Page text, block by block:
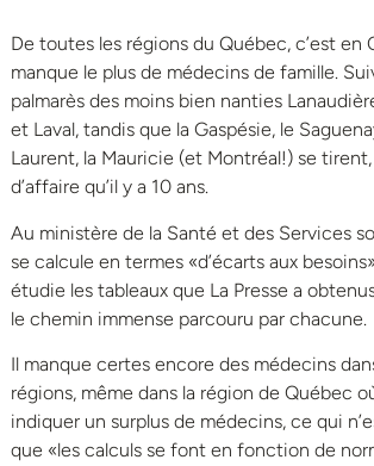
De toutes les régions du Québec, c’est en
manque le plus de médecins de famille.
palmarès des moins bien nanties
et Laval, tandis que la Gaspésie, le
Laurent, la Mauricie (et Montréal!) se
d’affaire qu’il y a 10 ans.
Au ministère de la Santé et des Services
se calcule en termes «d’écarts aux
étudie les tableaux que La Presse a
le chemin immense parcouru par chacune.
Il manque certes encore des médecins
régions, même dans la région de Québec
indiquer un surplus de médecins, ce qui
que «les calculs se font en fonction de